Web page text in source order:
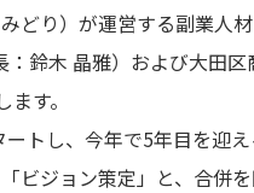
どり）が運営する副業人
：鈴木 晶雅）および大田
す。
トし、今年で5年目を迎
ビジョン策定」と、合併